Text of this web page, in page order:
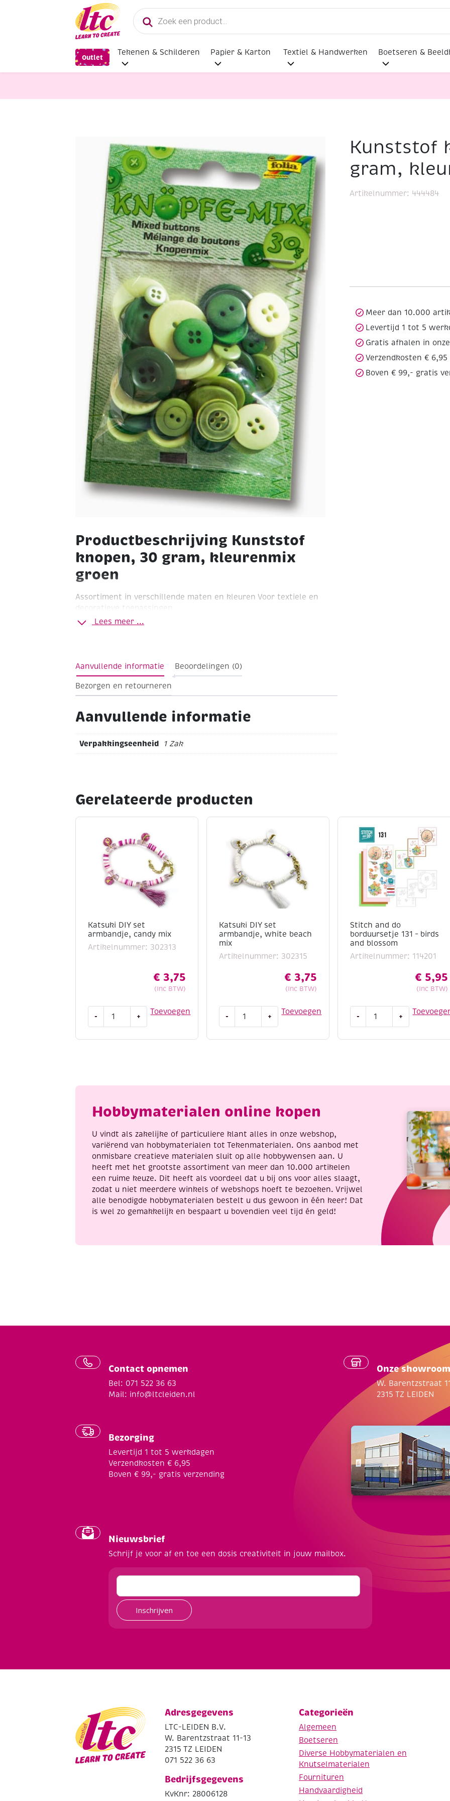
Producten
zoeken
Outlet
Tekenen & Schilderen Papier & Karton Textiel & Handwerken Boetseren &
Fournituren Kunststof knopen, 30 gram, kleurenmix groen
Productbeschrijving Kunststof
knopen, 30 gram, kleurenmix
groen
Assortiment in verschillende maten en kleuren Voor textiele en
decoratieve toepassingen
Lees meer ...
Kunststof
gram,
Artikelnummer: 444484
Meer dan 10.000
Levertijd 1 tot 5
Gratis afhalen in
Verzendkosten € 6,95
Boven € 99,- gratis
Aanvullende informatie Beoordelingen (0)
Bezorgen en retourneren
Aanvullende informatie
Verpakkingseenheid 1 Zak
Gerelateerde producten
Katsuki DIY set
armbandje, candy mix
Artikelnummer: 302313
€ 3,75
(Inc BTW)
Toevoegen
- +
Katsuki DIY set
armbandje, white beach
mix
Artikelnummer: 302315
€ 3,75
(Inc BTW)
Toevoegen
-
aantal
+
Stitch and do
borduursetje 131 – birds
and blossom
Artikelnummer: 114201
€ 5,95
(Inc BTW)
-
and
+
Hobbymaterialen online kopen
U vindt als zakelijke of particuliere klant alles in onze webshop,
variërend van hobbymaterialen tot Tekenmaterialen. Ons aanbod met
onmisbare creatieve materialen sluit op alle hobbywensen aan. U
heeft met het grootste assortiment van meer dan 10.000 artikelen
een ruime keuze. Dit heeft als voordeel dat u bij ons voor alles slaagt,
zodat u niet meerdere winkels of webshops hoeft te bezoeken. Vrijwel
alle benodigde hobbymaterialen bestelt u dus gewoon in één keer! Dat
is wel zo gemakkelijk en bespaart u bovendien veel tijd én geld!
Contact opnemen
Bel: 071 522 36 63
Mail: info@ltcleiden.nl
Bezorging
Levertijd 1 tot 5 werkdagen
Verzendkosten € 6,95
Boven € 99,- gratis verzending
Onze showroom
W. Barentzstraat
2315 TZ LEIDEN
Nieuwsbrief
Schrijf je voor af en toe een dosis creativiteit in jouw mailbox.
Inschrijven
Adresgegevens
LTC-LEIDEN B.V.
W. Barentzstraat 11-13
2315 TZ LEIDEN
071 522 36 63
Bedrijfsgegevens
KvKnr: 28006128
Categorieën
Algemeen
Boetseren
Diverse Hobbymaterialen en
Knutselmaterialen
Fournituren
Handvaardigheid